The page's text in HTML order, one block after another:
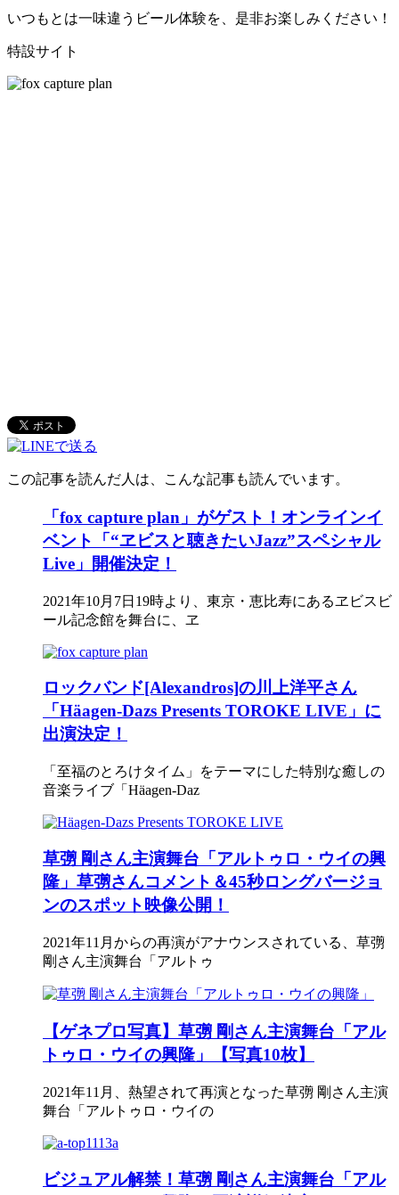
いつもとは一味違うビール体験を、是非お楽しみください！
特設サイト
この記事を読んだ人は、こんな記事も読んでいます。
「fox capture plan」がゲスト！オンラインイ
ベント「“ヱビスと聴きたいJazz”スペシャル
Live」開催決定！
2021年10月7日19時より、東京・恵比寿にあるヱビスビ
ール記念館を舞台に、ヱ
ロックバンド[Alexandros]の川上洋平さん
「Häagen-Dazs Presents TOROKE LIVE」に
出演決定！
「至福のとろけタイム」をテーマにした特別な癒しの
音楽ライブ「Häagen-Daz
草彅 剛さん主演舞台「アルトゥロ・ウイの興
隆」草彅さんコメント＆45秒ロングバージョ
ンのスポット映像公開！
2021年11月からの再演がアナウンスされている、草彅
剛さん主演舞台「アルトゥ
【ゲネプロ写真】草彅 剛さん主演舞台「アル
トゥロ・ウイの興隆」【写真10枚】
2021年11月、熱望されて再演となった草彅 剛さん主演
舞台「アルトゥロ・ウイの
ビジュアル解禁！草彅 剛さん主演舞台「アル